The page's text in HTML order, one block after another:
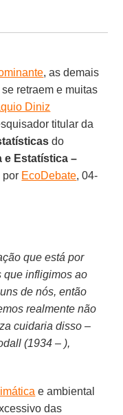
, as demais
retraem e muitas
Diniz
titular da
do
e Estatística –
por EcoDebate, 04-
que está por
que infligimos ao
de nós, então
realmente não
cuidaria disso –
(1934 – ),
e ambiental
das